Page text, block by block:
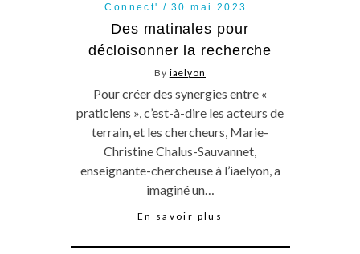
Connect' 30 mai 2023
Des matinales pour
décloisonner la recherche
By iaelyon
Pour créer des synergies entre «
praticiens », c’est-à-dire les acteurs de
terrain, et les chercheurs, Marie-
Christine Chalus-Sauvannet,
enseignante-chercheuse à l’iaelyon, a
imaginé un…
En savoir plus